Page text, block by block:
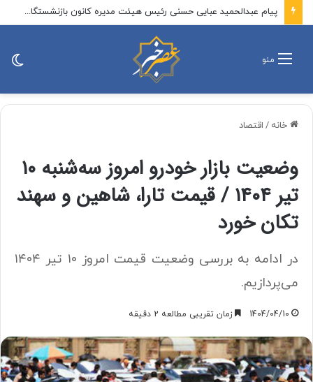
پیام عبدالحمید عبایی حسنی رئیس هیئت مدیره کانون بازنشستگان و مستمری بگیران تامین اجتماعی استان خوزستان و بازرس کانون عالی کشور به مناسبت بزرگداشت روز خبرنگار
منو
خانه / اقتصاد
وضعیت بازار خودرو امروز سه‌شنبه ۱۰
تیر ۱۴۰۴ / قیمت تارا، شاهین و سهند
تکان خورد
در ادامه به بررسی وضعیت قیمت امروز ۱۰ تیر ۱۴۰۴
می‌پردازیم.
1404/04/10 زمان تقریبی مطالعه 2 دقیقه